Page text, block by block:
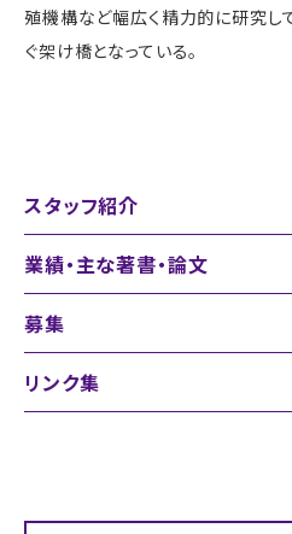
殖機構など幅広く精力的に研究し
ぐ架け橋となっている。
スタッフ紹介
業績・主な著書・論文
募集
リンク集